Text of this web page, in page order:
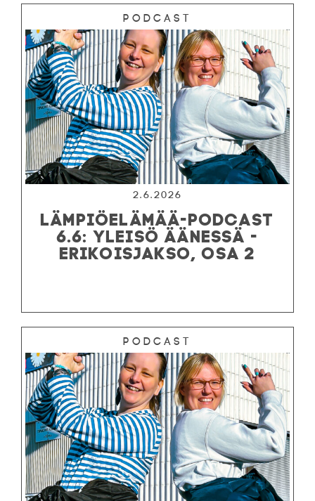
Podcast
2.6.2026
LÄMPIÖELÄMÄÄ-PODCAST
6.6: YLEISÖ ÄÄNESSÄ -
ERIKOISJAKSO, OSA 2
Podcast